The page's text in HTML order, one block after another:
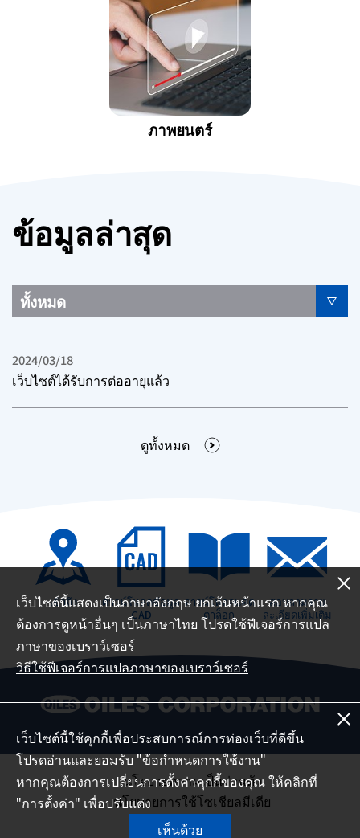
เว็บไซต์นี้ใช้คุกกี้เพื่อประสบการณ์การท่องเว็บที่ดีขึ้น
โปรดอ่านและยอมรับ "ข้อกำหนดการใช้งาน"
หากคุณต้องการเปลี่ยนการตั้งค่าคุกกี้ของคุณ ให้คลิกที่
"การตั้งค่า" เพื่อปรับแต่ง
เห็นด้วย
เว็บไซต์นี้แสดงเป็นภาษาอังกฤษ ยกเว้นหน้าแรก หากคุณ
ต้องการดูหน้าอื่นๆ เป็นภาษาไทย โปรดใช้ฟีเจอร์การแปล
ภาษาของเบราว์เซอร์
วิธีใช้ฟีเจอร์การแปลภาษาของเบราว์เซอร์
ภาพยนตร์
ข้อมูลล่าสุด
2024/03/18
เว็บไซต์ได้รับการต่ออายุแล้ว
ดูทั้งหมด
เข้าถึง
ดาวน์โหลดข้อมูล
CAD
ดาวน์โหลดแคต
ตาล็อก
สอบถามราย
ละเอียดเพิ่มเติม
นโยบายความเป็นส่วนตัว
นโยบายการใช้โซเชียลมีเดีย
แผนที่เว็บไซต์